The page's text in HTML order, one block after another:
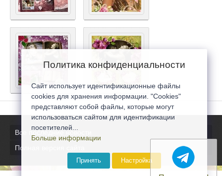
Все последние новости
Полная версия сайта
Политика конфиденциальности
Сайт использует идентификационные файлы
cookies для хранения информации. "Cookies"
представляют собой файлы, которые могут
использоваться сайтом для идентификации
посетителей...
Больше информации
Принять Настройка